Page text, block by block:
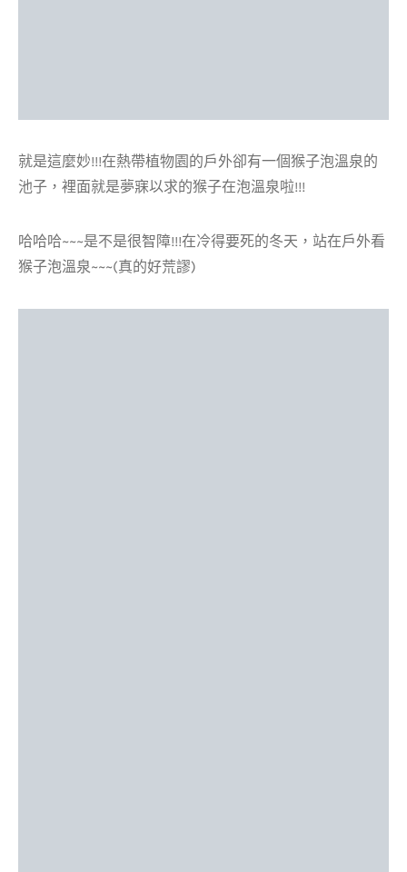
就是這麼妙!!!在熱帶植物園的戶外卻有一個猴子泡溫泉的
池子，裡面就是夢寐以求的猴子在泡溫泉啦!!!
哈哈哈~~~是不是很智障!!!在冷得要死的冬天，站在戶外看
猴子泡溫泉~~~(真的好荒謬)